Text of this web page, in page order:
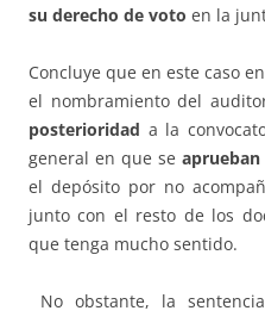
su derecho de voto en la
Concluye que en este caso
el nombramiento del
posterioridad a la
general en que se aprueban
el depósito por no
junto con el resto de los
que tenga mucho sentido.
No obstante, la